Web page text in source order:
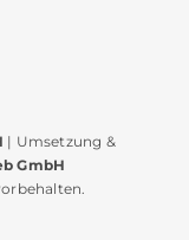
| Umsetzung &
GmbH